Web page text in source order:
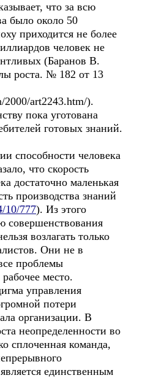
что за всю
было около 50
приходится не более
человек не
(Баранов В.
роста. № 182 от 13
art2243.htm/).
пока уготована
готовых знаний.
способности человека
что скорость
достаточно маленькая
производства знаний
10/777). Из этого
совершенствования
возлагать только
Они не в
проблемы
место.
управления
потери
организации. В
неопределенности во
сплоченная команда,
единственным